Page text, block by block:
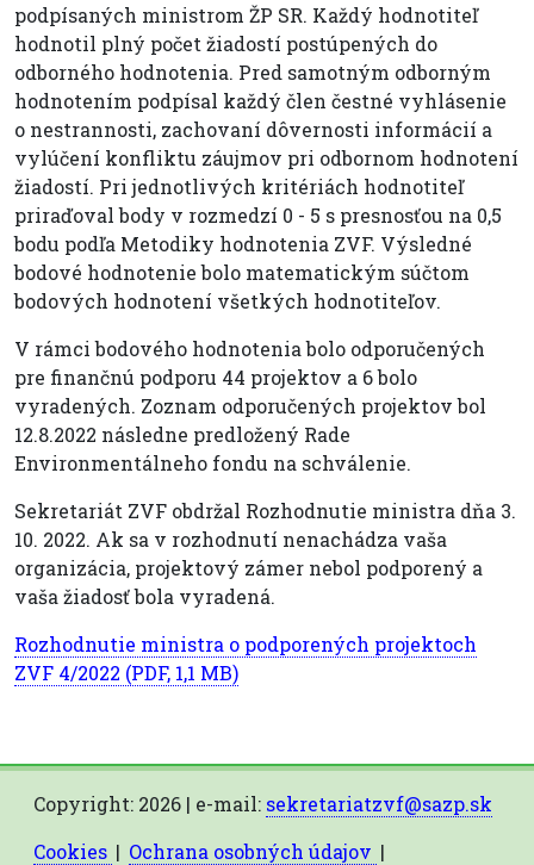
podpísaných ministrom ŽP SR. Každý hodnotiteľ
hodnotil plný počet žiadostí postúpených do
odborného hodnotenia. Pred samotným odborným
hodnotením podpísal každý člen čestné vyhlásenie
o nestrannosti, zachovaní dôvernosti informácií a
vylúčení konfliktu záujmov pri odbornom hodnotení
žiadostí. Pri jednotlivých kritériách hodnotiteľ
priraďoval body v rozmedzí 0 - 5 s presnosťou na 0,5
bodu podľa Metodiky hodnotenia ZVF. Výsledné
bodové hodnotenie bolo matematickým súčtom
bodových hodnotení všetkých hodnotiteľov.
V rámci bodového hodnotenia bolo odporučených
pre finančnú podporu 44 projektov a 6 bolo
vyradených. Zoznam odporučených projektov bol
12.8.2022 následne predložený Rade
Environmentálneho fondu na schválenie.
Sekretariát ZVF obdržal Rozhodnutie ministra dňa 3.
10. 2022. Ak sa v rozhodnutí nenachádza vaša
organizácia, projektový zámer nebol podporený a
vaša žiadosť bola vyradená.
Rozhodnutie ministra o podporených projektoch
ZVF 4/2022 (PDF, 1,1 MB)
Copyright: 2026 | e-mail: sekretariatzvf@sazp.sk
Cookies | Ochrana osobných údajov |